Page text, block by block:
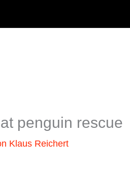
penguin rescue
Klaus Reichert